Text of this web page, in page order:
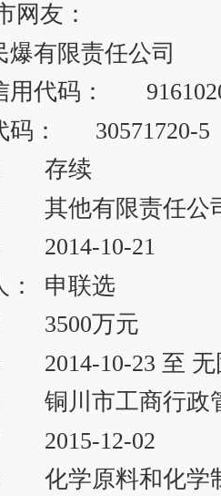
网友：
爆有限责任公司
代码：
：
30571720-5
存续
其他有限责任公
2014-10-21
申联选
3500万元
2014-10-23 至
铜川市工商行政
2015-12-02
化学原料和化学